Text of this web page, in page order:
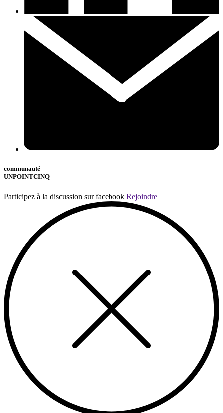
communauté
UNPOINTCINQ
Participez à la discussion sur facebook Rejoindre